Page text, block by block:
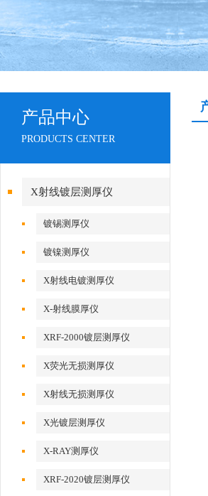
产品中心
PRODUCTS CENTER
X射线镀层测厚仪
镀锡测厚仪
镀镍测厚仪
X射线电镀测厚仪
X-射线膜厚仪
XRF-2000镀层测厚仪
X荧光无损测厚仪
X射线无损测厚仪
X光镀层测厚仪
X-RAY测厚仪
XRF-2020镀层测厚仪